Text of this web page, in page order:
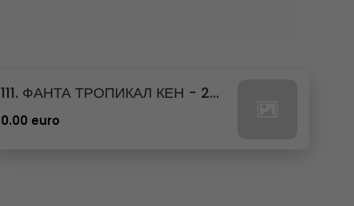
111. ФАНТА ТРОПИКАЛ КЕН - 250МЛ.
0.00 euro